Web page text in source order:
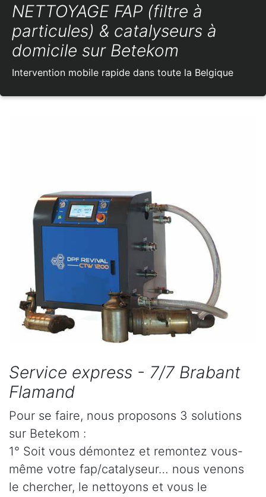
NETTOYAGE FAP (filtre à
particules) & catalyseurs à
domicile sur Betekom
Intervention mobile rapide dans toute la Belgique
Service express - 7/7 Brabant
Flamand
Pour se faire, nous proposons 3 solutions
sur Betekom :
1° Soit vous démontez et remontez vous-
même votre fap/catalyseur… nous venons
le chercher, le nettoyons et vous le